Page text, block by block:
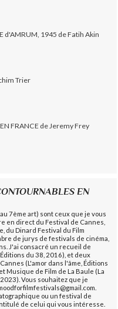
d'AMRUM, 1945 de Fatih Akin
Trier
FRANCE de Jeremy Frey
EN
7ème art) sont ceux que je vous
en direct du Festival de Cannes,
du Dinard Festival du Film
de jurys de festivals de cinéma,
J'ai consacré un recueil de
du 38, 2016), et deux
(L'amor dans l'âme, Éditions
Musique de Film de La Baule (La
Vous souhaitez que je
ou un festival de
de celui qui vous intéresse.